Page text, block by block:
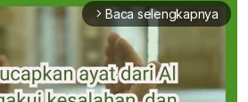
arrow_forward_ios Baca selengkapnya